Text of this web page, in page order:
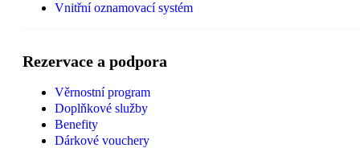
Vnitřní oznamovací systém
Rezervace a podpora
Věrnostní program
Doplňkové služby
Benefity
Dárkové vouchery